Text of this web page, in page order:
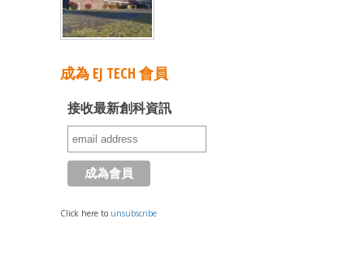
成為 EJ TECH 會員
接收最新創科資訊
Click here to unsubscribe